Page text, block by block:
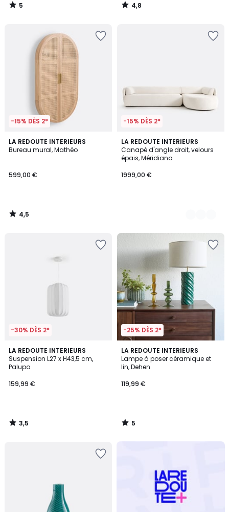
5
/
4,8
/
-15% DÈS 2*
LA REDOUTE INTERIEURS
Bureau mural, Mathéo
599,00 €
4,5
/ 5
4,5
/
-15% DÈS 2*
LA REDOUTE INTERIEURS
Canapé d'angle droit, velours
épais, Méridiano
1999,00 €
4
Couleurs
-30% DÈS 2*
LA REDOUTE INTERIEURS
Suspension L27 x H43,5 cm,
Palupo
159,99 €
3,5
/ 5
3,5
/
-25% DÈS 2*
LA REDOUTE INTERIEURS
Lampe à poser céramique et
lin, Dehen
119,99 €
5
/
5
5
/